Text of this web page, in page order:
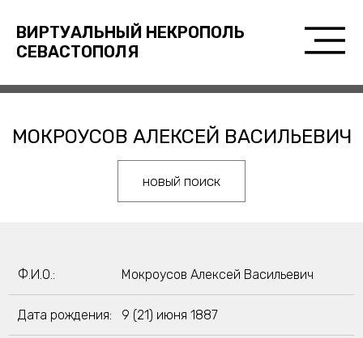
ВИРТУАЛЬНЫЙ НЕКРОПОЛЬ
СЕВАСТОПОЛЯ
МОКРОУСОВ АЛЕКСЕЙ ВАСИЛЬЕВИЧ
новый поиск
Ф.И.О.: Мокроусов Алексей Васильевич
Дата рождения: 9 (21) июня 1887